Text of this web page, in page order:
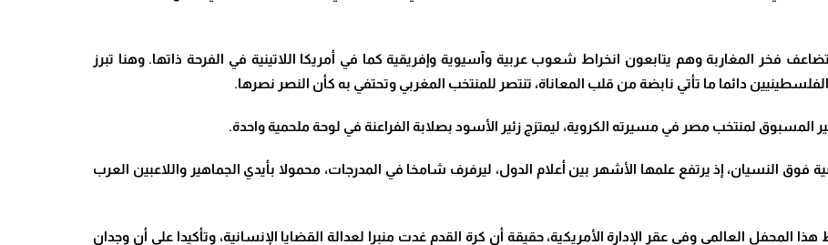
فخر المغاربة وهم يتابعون انخراط شعوب عربية وآسيوية وإفريقية كما في أمريكا اللاتينية في الفرحة ذاتها. وهنا تبرز
دائما ما تأتي نابضة من قلب المعاناة، تنتصر للمنتخب المغربي وتحتفي به كأن النصر نصرها.
المسبوق لمنتخب مصر في مسيرته الكروية، ليمتزج زئير الأسود بصلابة الفراعنة في لوحة ملحمية واحدة.
النسيان، إذ يرتفع علمها الأشهر بين أعلام الدول، ليرفرف شامخا في المدرجات، محمولا بأيدي الجماهير واللاعبين العرب
العالمي وفي عقر الإدارة الأمريكية، حقيقة أن كرة القدم غدت منبرا لعدالة القضايا الإنسانية، وتأكيدا على أن وجدان